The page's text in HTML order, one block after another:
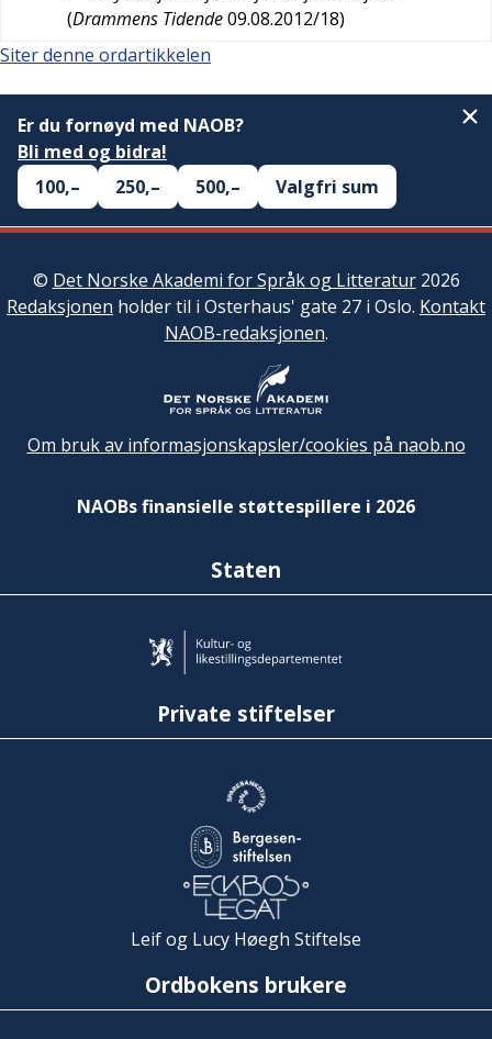
(Drammens Tidende09.08.2012/18)
Siter denne ordartikkelen
Er du fornøyd med NAOB?
Bli med og bidra!
100,–
250,– 500,– Valgfri sum
© Det Norske Akademi for Språk og Litteratur2026
Redaksjonen holder til i Osterhaus' gate 27 i Oslo. Kontakt
NAOB-redaksjonen.
Om bruk av informasjonskapsler/cookies på naob.no
NAOBs finansielle støttespillere i 2026
Staten
Private stiftelser
Leif og Lucy Høegh Stiftelse
Ordbokens brukere